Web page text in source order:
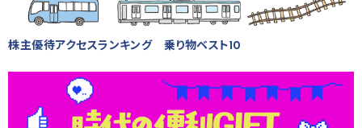
株主優待アクセスランキング 乗り物ベスト10